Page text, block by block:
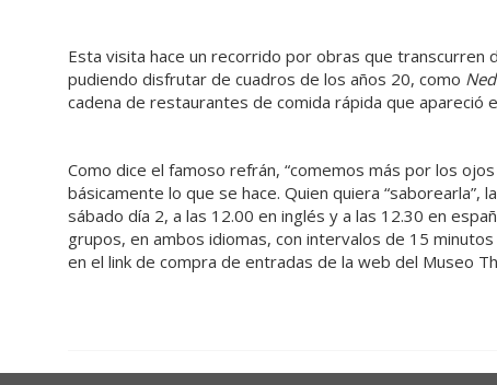
Esta visita hace un recorrido por obras que transcurren
pudiendo disfrutar de cuadros de los años 20, como
cadena de restaurantes de comida rápida que apareció
Como dice el famoso refrán, “comemos más por los
básicamente lo que se hace. Quien quiera
sábado día 2, a las 12.00 en inglés y a las 12.30 en
grupos, en ambos idiomas, con intervalos de 15
en el link de compra de entradas de la web del Museo